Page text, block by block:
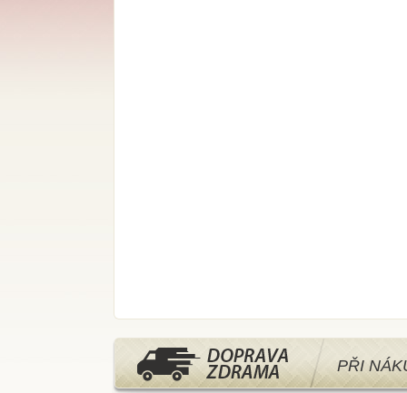
PŘI